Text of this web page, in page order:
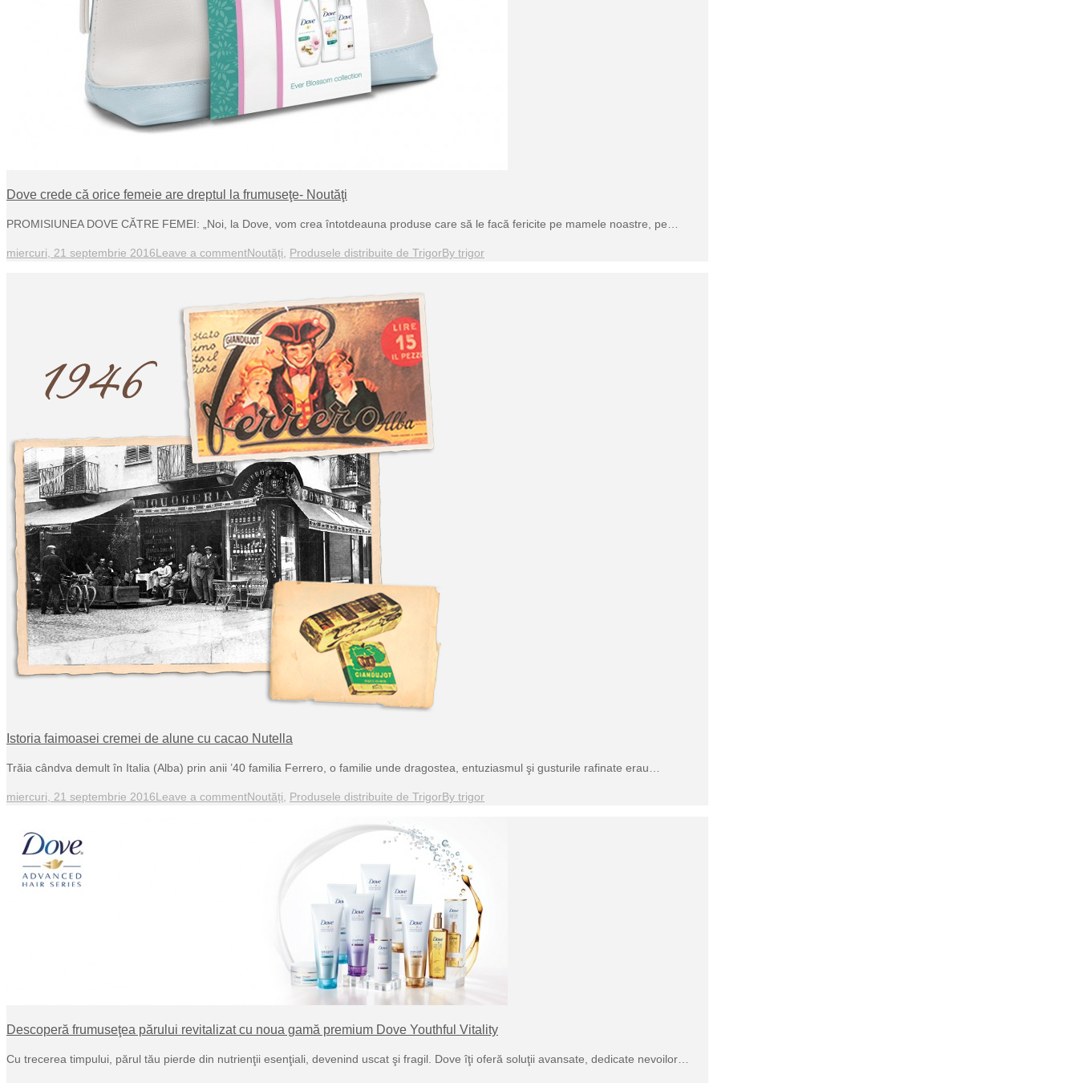
Dove crede că orice femeie are dreptul la frumuseţe- Noutăţi
PROMISIUNEA DOVE CĂTRE FEMEI: „Noi, la Dove, vom crea întotdeauna produse care să le facă fericite pe mamele noastre, pe…
miercuri, 21 septembrie 2016Leave a commentNoutăți, Produsele distribuite de TrigorBy trigor
Istoria faimoasei cremei de alune cu cacao Nutella
Trăia cândva demult în Italia (Alba) prin anii ’40 familia Ferrero, o familie unde dragostea, entuziasmul şi gusturile rafinate erau…
miercuri, 21 septembrie 2016Leave a commentNoutăți, Produsele distribuite de TrigorBy trigor
Descoperă frumuseţea părului revitalizat cu noua gamă premium Dove Youthful Vitality
Cu trecerea timpului, părul tău pierde din nutrienţii esenţiali, devenind uscat şi fragil. Dove îţi oferă soluţii avansate, dedicate nevoilor…